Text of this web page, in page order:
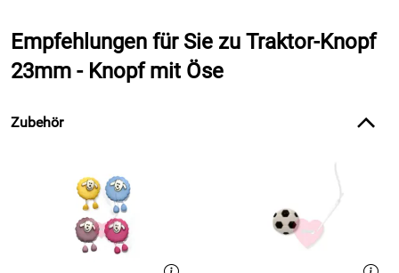
Empfehlungen für Sie zu Traktor-Knopf
23mm - Knopf mit Öse
Zubehör